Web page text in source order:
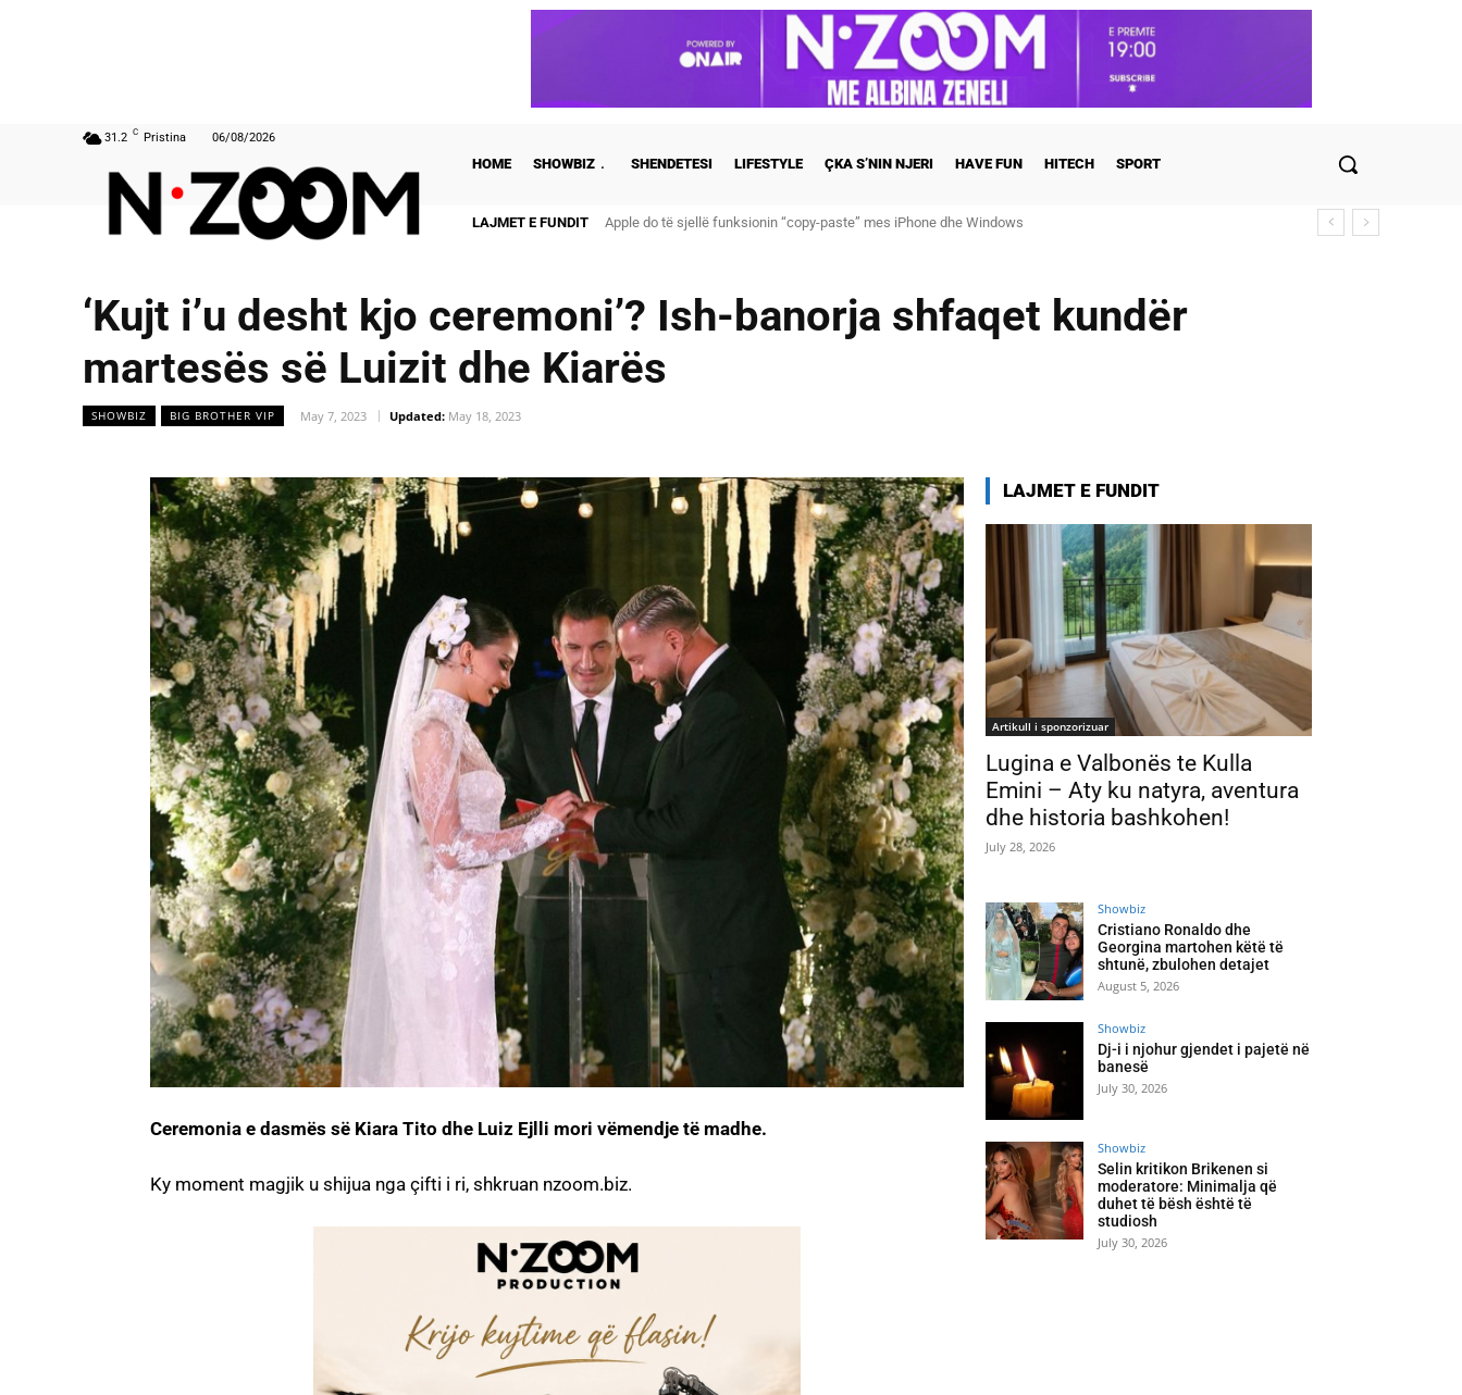
31.2 C Pristina 06/08/2026
HOME SHOWBIZ SHENDETESI LIFESTYLE ÇKA S’NIN NJERI HAVE FUN HITECH SPORT
LAJMET E FUNDIT Cristiano Ronaldo dhe Georgina martohen këtë të shtunë, zbulohen detajet
‘Kujt i’u desht kjo ceremoni’? Ish-banorja shfaqet kundër
martesës së Luizit dhe Kiarës
SHOWBIZ BIG BROTHER VIP May 7, 2023 Updated: May 18, 2023
Ceremonia e dasmës së Kiara Tito dhe Luiz Ejlli mori vëmendje të madhe.
Ky moment magjik u shijua nga çifti i ri, shkruan nzoom.biz.
LAJMET E FUNDIT
Artikull i sponzorizuar
Lugina e Valbonës te Kulla
Emini – Aty ku natyra, aventura
dhe historia bashkohen!
July 28, 2026
Showbiz
Cristiano Ronaldo dhe
Georgina martohen këtë të
shtunë, zbulohen detajet
August 5, 2026
Showbiz
Dj-i i njohur gjendet i pajetë në
banesë
July 30, 2026
Showbiz
Selin kritikon Brikenen si
moderatore: Minimalja që
duhet të bësh është të
studiosh
July 30, 2026